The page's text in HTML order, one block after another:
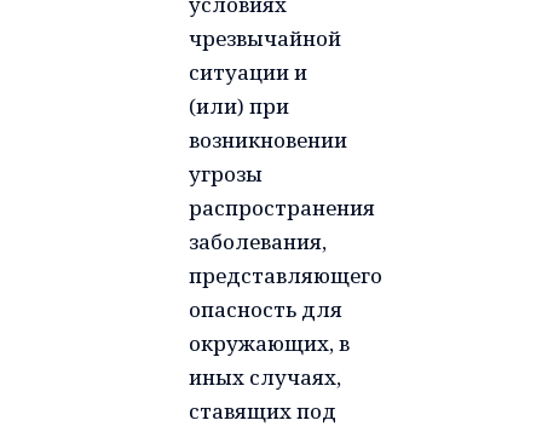
чрезвычайной
ситуации и
(или) при
возникновении
угрозы
распространения
заболевания,
представляющего
опасность для
окружающих, в
иных случаях,
ставящих под